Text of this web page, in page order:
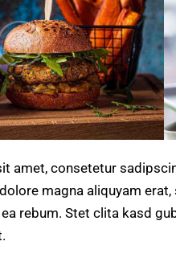
amet, consetetur
magna aliquyam
rebum. Stet clita kasd